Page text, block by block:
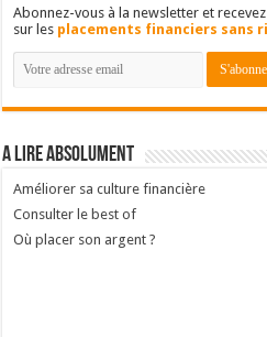
Abonnez-vous à la newsletter et
sur les placements financiers sans
A lire absolument
Améliorer sa culture financière
Consulter le best of
Où placer son argent ?